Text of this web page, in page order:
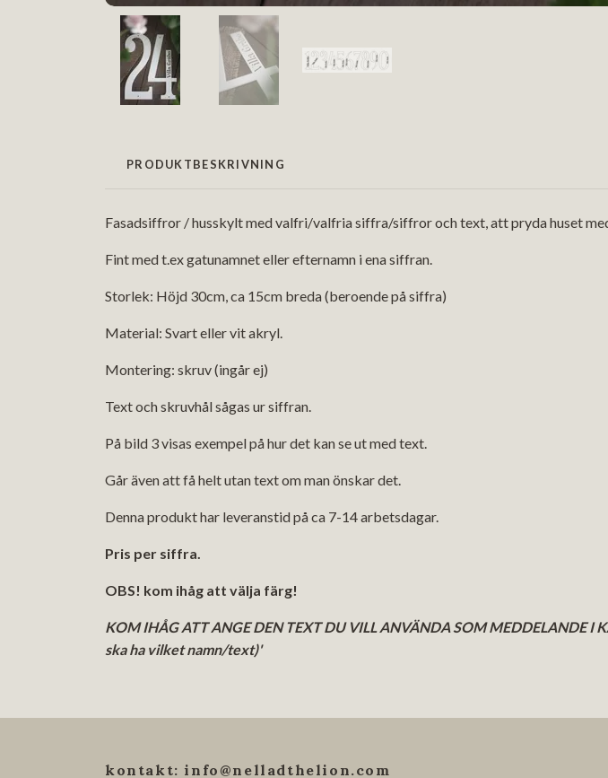
PRODUKTBESKRIVNING
Fasadsiffror / husskylt med valfri/valfria siffra/siffror och text, att pryda huset
Fint med t.ex gatunamnet eller efternamn i ena siffran.
Storlek: Höjd 30cm, ca 15cm breda (beroende på siffra)
Material: Svart eller vit akryl.
Montering: skruv (ingår ej)
Text och skruvhål sågas ur siffran.
På bild 3 visas exempel på hur det kan se ut med text.
Går även att få helt utan text om man önskar det.
Denna produkt har leveranstid på ca 7-14 arbetsdagar.
Pris per siffra.
OBS! kom ihåg att välja färg!
KOM IHÅG ATT ANGE DEN TEXT DU VILL ANVÄNDA SOM
ska ha vilket namn/text)'
kontakt: info@nelladthelion.com